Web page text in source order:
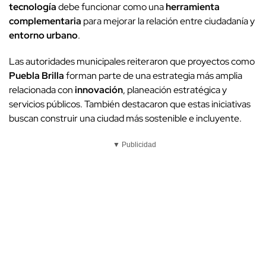
tecnologíadebe funcionar como unaherramienta
complementaria para mejorar la relación entre ciudadanía y
entorno urbano.
Las autoridades municipales reiteraron que proyectos como
Puebla Brillaforman parte de una estrategia más amplia
relacionada coninnovación, planeación estratégica y
servicios públicos. También destacaron que estas iniciativas
buscan construir una ciudad más sostenible e incluyente.
▼ Publicidad